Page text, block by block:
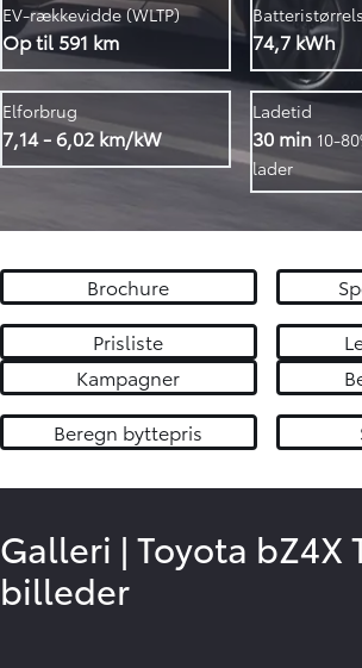
EV-rækkevidde (WLTP)
Op til 591 km 74,7 kWh
Elforbrug
7,14 - 6,02 km/kW
Ladetid
30 min 10-
lader
Brochure
Prisliste
Kampagner
Beregn byttepris
Galleri | Toyota bZ4X
billeder